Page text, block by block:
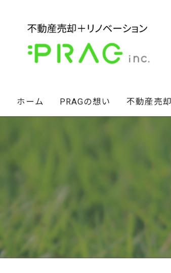
ホーム PRAGの想い 不動産売